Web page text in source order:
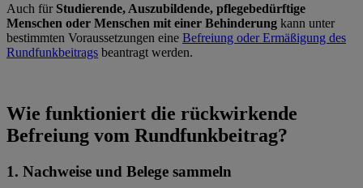
Auch für Studierende, Auszubildende, pflegebedürftige
Menschen oder Menschen mit einer Behinderung kann unter
bestimmten Voraussetzungen eine Befreiung oder Ermäßigung des
Rundfunkbeitrags beantragt werden.
Wie funktioniert die rückwirkende
Befreiung vom Rundfunkbeitrag?
1. Nachweise und Belege sammeln